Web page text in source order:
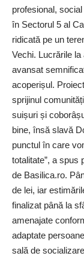
profesional,
în Sectorul 5 al
ridicată pe un
Vechi. Lucrările
avansat
acoperișul.
sprijinul
suișuri și
bine, însă slavă
punctul în care
totalitate”, a spus
de Basilica.ro.
de lei, iar
finalizat până la
amenajate
adaptate
sală de